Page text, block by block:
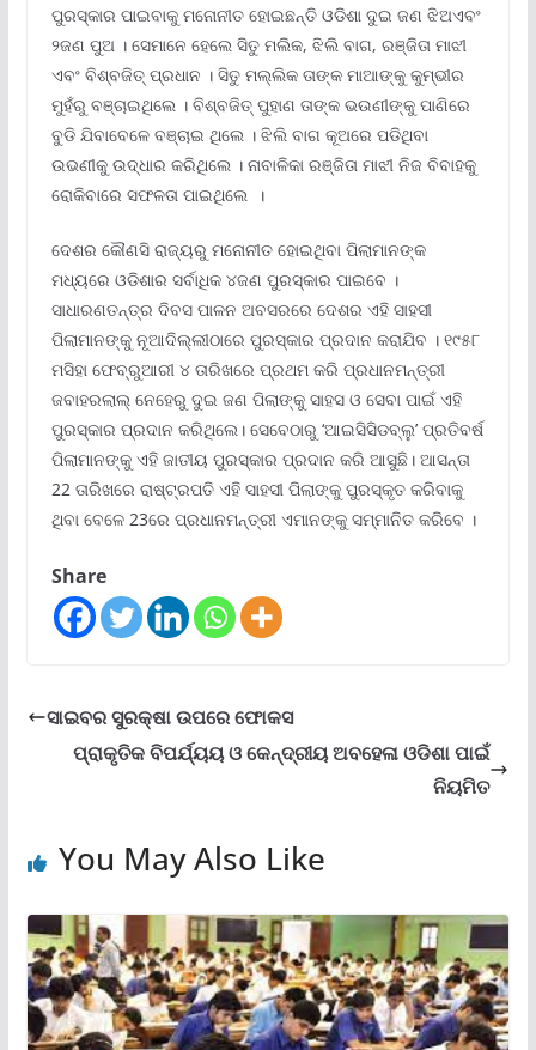
ପୁରସ୍କାର ପାଇବାକୁ ମନୋନୀତ ହୋଇଛନ୍ତି ଓଡିଶା ଦୁଇ ଜଣ ଝିଅଏବଂ
୨ଜଣ ପୁଅ । ସେମାନେ ହେଲେ ସିତୁ ମଲିକ, ଝିଲି ବାଗ, ରଞ୍ଜିତା ମାଝୀ
ଏବଂ ବିଶ୍ବଜିତ୍ ପ୍ରଧାନ । ସିତୁ ମଲ୍ଲିକ ତାଙ୍କ ମାଆଙ୍କୁ କୁମ୍ଭୀର
ମୁହଁରୁ ବଞ୍ଚାଇଥିଲେ । ବିଶ୍ବଜିତ୍ ପୁହାଣ ତାଙ୍କ ଭଉଣୀଙ୍କୁ ପାଣିରେ
ବୁଡି ଯିବାବେଳେ ବଞ୍ଚାଇ ଥିଲେ । ଝିଲି ବାଗ କୂଅରେ ପଡିଥିବା
ଉଭଣୀକୁ ଉଦ୍ଧାର କରିଥିଲେ । ନାବାଳିକା ରଞ୍ଜିତା ମାଝୀ ନିଜ ବିବାହକୁ
ରୋକିବାରେ ସଫଳତା ପାଇଥିଲେ ।
ଦେଶର କୌଣସି ରାଜ୍ୟରୁ ମନୋନୀତ ହୋଇଥିବା ପିଲାମାନଙ୍କ
ମଧ୍ୟରେ ଓଡିଶାର ସର୍ବାଧିକ ୪ଜଣ ପୁରସ୍କାର ପାଇବେ ।
ସାଧାରଣତନ୍ତ୍ର ଦିବସ ପାଳନ ଅବସରରେ ଦେଶର ଏହି ସାହସୀ
ପିଲାମାନଙ୍କୁ ନୂଆଦିଲ୍ଲୀଠାରେ ପୁରସ୍କାର ପ୍ରଦାନ କରାଯିବ । ୧୯୫୮
ମସିହା ଫେବ୍ରୁଆରୀ ୪ ତାରିଖରେ ପ୍ରଥମ କରି ପ୍ରଧାନମନ୍ତ୍ରୀ
ଜବାହରଲାଲ୍ ନେହେରୁ ଦୁଇ ଜଣ ପିଲାଙ୍କୁ ସାହସ ଓ ସେବା ପାଇଁ ଏହି
ପୁରସ୍କାର ପ୍ରଦାନ କରିଥିଲେ। ସେବେଠାରୁ ‘ଆଇସିସିଡବ୍ଲୁ’ ପ୍ରତିବର୍ଷ
ପିଲାମାନଙ୍କୁ ଏହି ଜାତୀୟ ପୁରସ୍କାର ପ୍ରଦାନ କରି ଆସୁଛି। ଆସନ୍ତା
22 ତାରିଖରେ ରାଷ୍ଟ୍ରପତି ଏହି ସାହସୀ ପିଲାଙ୍କୁ ପୁରସ୍କୃତ କରିବାକୁ
ଥିବା ବେଳେ 23ରେ ପ୍ରଧାନମନ୍ତ୍ରୀ ଏମାନଙ୍କୁ ସମ୍ମାନିତ କରିବେ ।
Share
ସାଇବର ସୁରକ୍ଷା ଉପରେ ଫୋକସ
ପ୍ରାକୃତିକ ବିପର୍ଯ୍ୟୟ ଓ କେନ୍ଦ୍ରୀୟ ଅବହେଳା ଓଡିଶା ପାଇଁ
ନିୟମିତ
You May Also Like